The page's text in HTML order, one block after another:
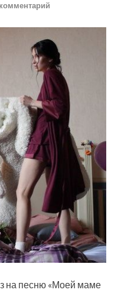
на песню «Моей маме